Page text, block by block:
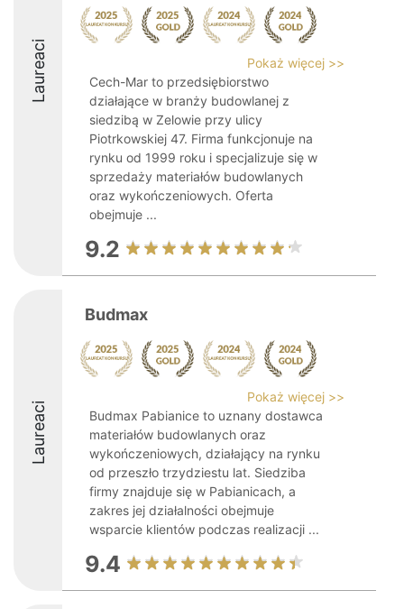
Laureaci
Pokaż więcej >>
Cech-Mar to przedsiębiorstwo
działające w branży budowlanej z
siedzibą w Zelowie przy ulicy
Piotrkowskiej 47. Firma funkcjonuje na
rynku od 1999 roku i specjalizuje się w
sprzedaży materiałów budowlanych
oraz wykończeniowych. Oferta
obejmuje ...
9.2
Laureaci
Budmax
Pokaż więcej >>
Budmax Pabianice to uznany dostawca
materiałów budowlanych oraz
wykończeniowych, działający na rynku
od przeszło trzydziestu lat. Siedziba
firmy znajduje się w Pabianicach, a
zakres jej działalności obejmuje
wsparcie klientów podczas realizacji ...
9.4